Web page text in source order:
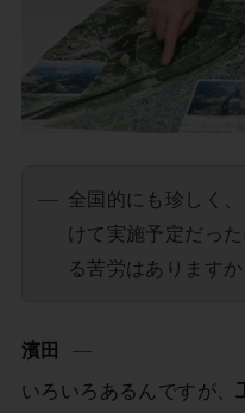
全国的にも珍しく
けて実施予定だっ
る苦労はありますか
濱田
いろいろあるんですが、